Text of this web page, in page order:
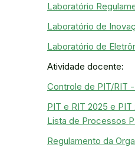
Laboratório
Laboratório de
Laboratório de
Atividade docente:
Controle de PIT/RIT
PIT e RIT 2025 e PIT
Lista de Processos
Regulamento da